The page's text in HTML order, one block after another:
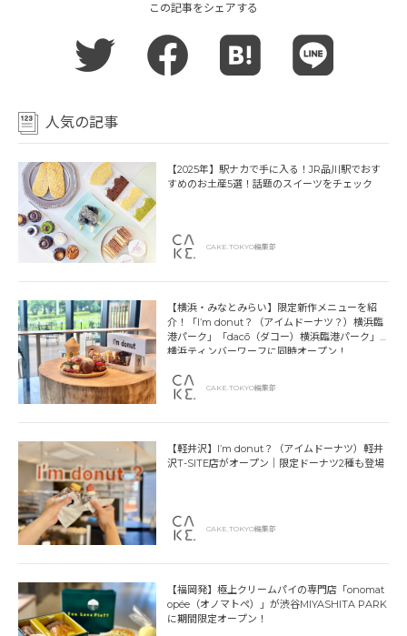
この記事をシェアする
人気の記事
【2025年】駅ナカで手に入る！JR品川駅でおす
すめのお土産5選！話題のスイーツをチェック
CAKE.TOKYO編集部
【横浜・みなとみらい】限定新作メニューを紹
介！「I’m donut？（アイムドーナツ？）横浜臨
港パーク」「dacō（ダコー）横浜臨港パーク」
横浜ティンバーワーフに同時オープン！
CAKE.TOKYO編集部
【軽井沢】I’m donut？（アイムドーナツ）軽井
沢T-SITE店がオープン｜限定ドーナツ2種も登場
CAKE.TOKYO編集部
【福岡発】極上クリームパイの専門店「onomat
opée（オノマトペ）」が渋谷MIYASHITA PARK
に期間限定オープン！